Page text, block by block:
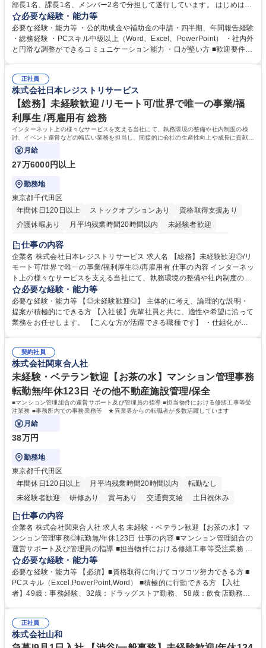
部長1名、課長1名、メンバー2名で分担して遂行しています。 はじめは担
当者として業務を覚えていただき、ゆくゆくはリーダーやマネージャーポ
ジションとして活躍いただくことを期待しています。 【総務・人事グルー
プの業務内容】 ・人事制度関連 ・採用活動 ・教育研修の企画、実行 ・勤
怠管理 ・官公庁への各種提出 ・法定の会議運営（評議員会、理事会） ・
管理 ・福利厚生関連 ・職員からの問合せ、相談対応 ・その他日常の総務
業務全般 募集職種 【東京／文京区】公益財団法人の総務人事業務／年間
休日125日
必要な経験・能力等
必要な経験・能力等 ・公的助成金や補助金の申請・四半期、年間報告経験
・総務経験 ・PCスキル中級以上（Word、Excel、PowerPoint） ・社内外
と円滑な調整ができるコミュニケーション能力 ・口が堅い方 ■歓迎要件
正社員
株式会社日本レジストリサービス
【総務】未経験歓迎 /リモート可/世界で唯一の事業/福
利厚生 /再雇用有 総務
インターネット上の様々なサービスを支える当社にて、執務環境の整備や社内制度の検
討、イベント運営などの幅広い業務を担当し、間接的に会社の生産性向上や成長に貢献し
ている部署です。
月給
27万6000円以上
勤務地
東京都千代田区
年間休日120日以上
ストックオプションあり
資格取得支援あり
介護休暇あり
月平均残業時間20時間以内
未経験者歓迎
住宅手当あり
完全週休2日制
交通費支給 駅近5分以内 土日祝休み 服装自由
仕事の内容
企業名 株式会社日本レジストリサービス 求人名 【総務】未経験歓迎◎/リ
モート可/世界で唯一の事業/福利厚生◎/再雇用有 仕事の内容 インターネッ
ト上の様々なサービスを支える当社にて、執務環境の整備や社内制度の検
討、イベント運営などの幅広い業務を担当し、間接的に会社の生産性向上
や成長に貢献している部署です。 会社の全メンバーが安心して長く成果を
発揮できる環境を整えるために、毎日のメンテナンスや維持管理に加え、
新たな施策検討を積極的に行っていただき、会社全体を巻き込み課題解決
幅広い業務の体得が可能で、多様なキャリアパスを描くことも可能です。
募集職種 【総務】未経験歓迎◎/リモート可/世界で唯一の事業/福利厚生◎/
再雇用有
必要な経験・能力等
必要な経験・能力等 【◎未経験歓迎◎】 主体的に考え、論理的な説明・
提案が積極的にできる方 【入社後】先輩社員と共に、適性や希望に沿って
業務をお任せします。 【こんな方が活躍できる職種です】 ・仕組化が好
対処できる・新しいことに興味関心がある 【魅力】■自己啓発支援：資格
取得や通信教育など費用の80%（年間25万円まで）を補助 ■住宅手当：家
賃の50%（月額7万円まで）を補助 学歴・資格 学歴：大学院 大学 語学
力： 資格：
契約社員
株式会社関東合人社
未経験・ベテラン歓迎【お茶の水】マンション管理事務
転勤無/年休123日 その他不動産施設管理/保全
■マンション管理組合の運営サポート及び管理員の指導 ■担当物件における修繕工事等受
注業務 ■事務所内での事務業務等 ★異業界からの転職者が多数活躍しています
月給
38万円
勤務地
東京都千代田区
年間休日120日以上
月平均残業時間20時間以内
転勤なし
未経験者歓迎
研修あり 賞与あり 交通費支給 土日祝休み
仕事の内容
企業名 株式会社関東合人社 求人名 未経験・ベテラン歓迎【お茶の水】マ
ンション管理事務◎転勤無/年休123日 仕事の内容 ■マンション管理組合の
運営サポート及び管理員の指導 ■担当物件における修繕工事等受注業務 ■
事務所内での事務業務等 ★異業界からの転職者が多数活躍しています
【年収補足】532万円 ＋別途インセンティヴで平均約100万円/年（昨年度
実績） ＋管理業務主任者資格手当50,000円/月 ★親会社である株式会社合
人社計画研究所社のグループ会社として、質の高いサービスと適性価格を
無/年休123日
必要な経験・能力等
必要な経験・能力等 【必須】■資格取得に向けてコツコツ努力できる方 ■
PCスキル（Excel,PowerPoint,Word） ■積極的に行動できる方 【入社
者】49歳：事務経験、32歳：ドラッグストア勤務、 58歳：飲食店勤務
得出来ております！ 【魅力】■フレックス制度、未経験からでも下限年収
を一律支給！ ■管理業務主任者資格取得後には50,000円/月の手当あり！
正社員
株式会社山和